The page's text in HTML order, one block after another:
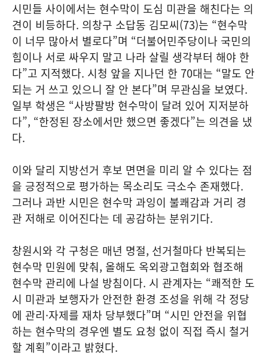
시민들 사이에서는 현수막이 도심 미관을 해친다는 의
견이 비등하다. 의창구 소답동 김모씨(73)는 “현수막
이 너무 많아서 별로다”며 “더불어민주당이나 국민의
힘이나 서로 싸우지 말고 나라 살릴 생각부터 해야 한
다”고 지적했다. 시청 앞을 지나던 한 70대는 “말도 안
되는 거 쓰고 있으니 잘 안 본다”며 무관심을 보였다.
일부 학생은 “사방팔방 현수막이 달려 있어 지저분하
다”, “한정된 장소에서만 했으면 좋겠다”는 의견을 냈
다.
이와 달리 지방선거 후보 면면을 미리 알 수 있다는 점
을 긍정적으로 평가하는 목소리도 극소수 존재했다.
그러나 과반 시민은 현수막 과잉이 불쾌감과 거리 경
관 저해로 이어진다는 데 공감하는 분위기다.
창원시와 각 구청은 매년 명절, 선거철마다 반복되는
현수막 민원에 맞춰, 올해도 옥외광고협회와 협조해
현수막 관리에 나설 방침이다. 시 관계자는 “쾌적한 도
시 미관과 보행자가 안전한 환경 조성을 위해 각 정당
에 관리·자제를 재차 당부했다”며 “시민 안전을 위협
하는 현수막의 경우엔 별도 요청 없이 직접 즉시 철거
할 계획”이라고 밝혔다.